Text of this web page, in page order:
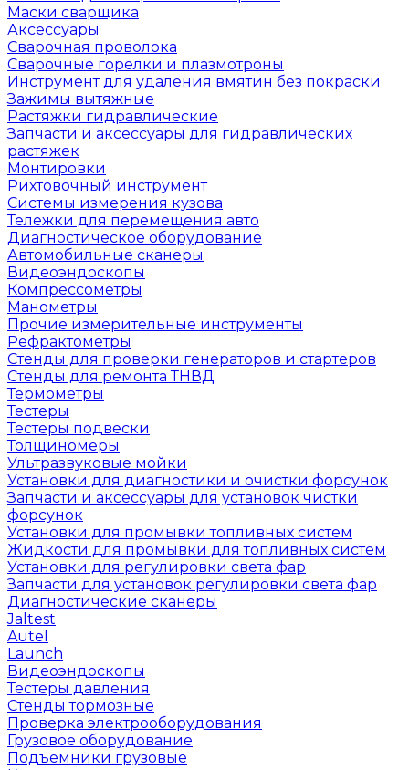
Маски сварщика
Аксессуары
Сварочная проволока
Сварочные горелки и плазмотроны
Инструмент для удаления вмятин без покраски
Зажимы вытяжные
Растяжки гидравлические
Запчасти и аксессуары для гидравлических
растяжек
Монтировки
Рихтовочный инструмент
Системы измерения кузова
Тележки для перемещения авто
Диагностическое оборудование
Автомобильные сканеры
Видеоэндоскопы
Компрессометры
Манометры
Прочие измерительные инструменты
Рефрактометры
Стенды для проверки генераторов и стартеров
Стенды для ремонта ТНВД
Термометры
Тестеры
Тестеры подвески
Толщиномеры
Ультразвуковые мойки
Установки для диагностики и очистки форсунок
Запчасти и аксессуары для установок чистки
форсунок
Установки для промывки топливных систем
Жидкости для промывки для топливных систем
Установки для регулировки света фар
Запчасти для установок регулировки света фар
Диагностические сканеры
Jaltest
Autel
Launch
Видеоэндоскопы
Тестеры давления
Стенды тормозные
Проверка электрооборудования
Грузовое оборудование
Подъемники грузовые